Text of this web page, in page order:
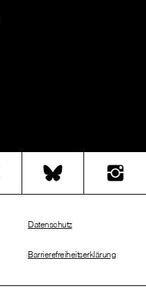
Datenschutz
Barrierefreiheitserklärung